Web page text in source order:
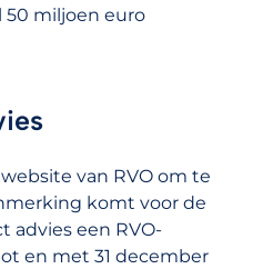
50 miljoen euro
van RVO om te
komt voor de
advies een RVO-
en met 31 december